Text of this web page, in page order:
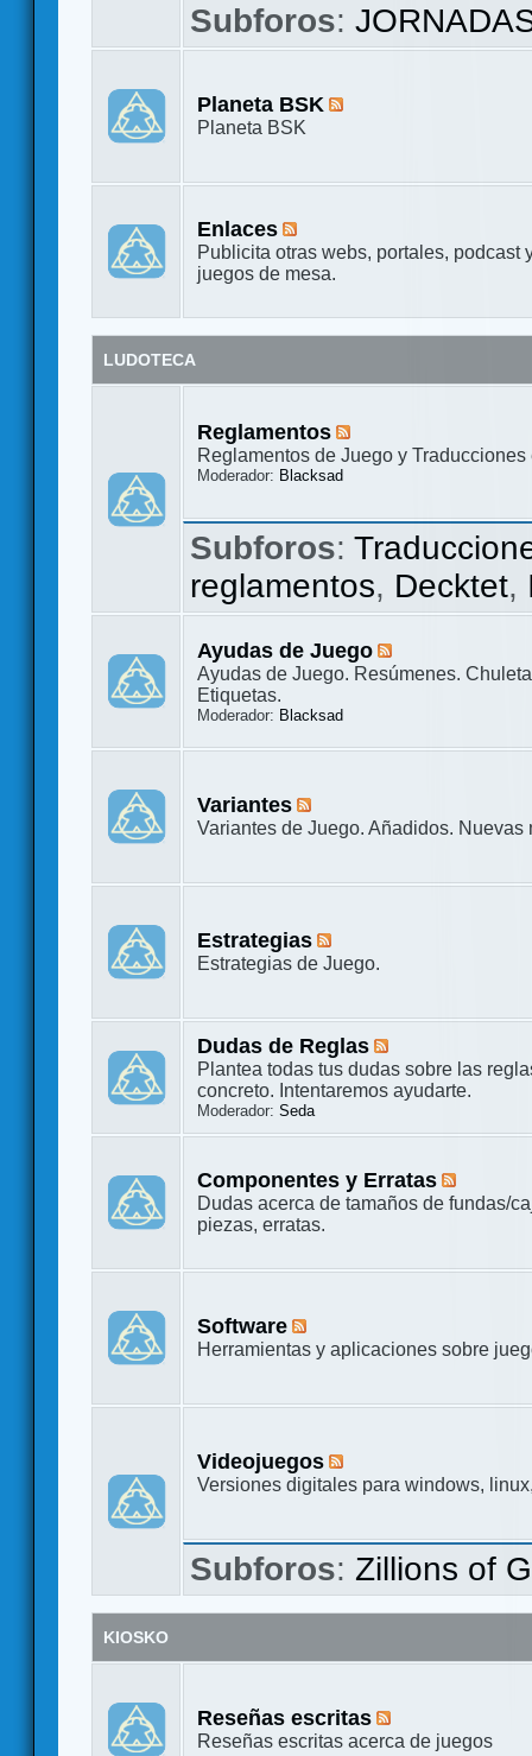
Subforos:
Planeta BSK
Planeta BSK
Enlaces
Publicita otras webs, portales, podcast
juegos de mesa.
LUDOTECA
Reglamentos
Reglamentos de Juego y
Moderador: Blacksad
Subforos:
reglamentos, Decktet,
Ayudas de Juego
Ayudas de Juego. Resúmenes.
Etiquetas.
Moderador: Blacksad
Variantes
Variantes de Juego. Añadidos. Nuevas
Estrategias
Estrategias de Juego.
Dudas de Reglas
Plantea todas tus dudas sobre las
concreto. Intentaremos ayudarte.
Moderador:Seda
Componentes y Erratas
Dudas acerca de tamaños de fundas/
piezas, erratas.
Software
Herramientas y aplicaciones sobre
Videojuegos
Versiones digitales para windows,
Subforos: Zillions of
KIOSKO
Reseñas escritas
Reseñas escritas acerca de juegos